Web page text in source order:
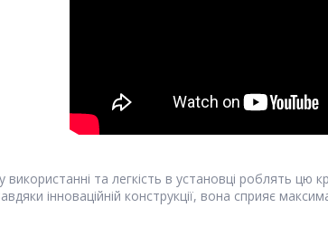
використанні та легкість в установці роблять цю
інноваційній конструкції, вона сприяє